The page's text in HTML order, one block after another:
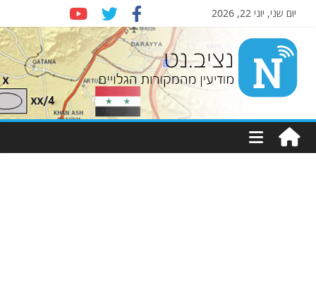
יום שני, יוני 22, 2026
Nziv.net
מודיעין
מהמקורות